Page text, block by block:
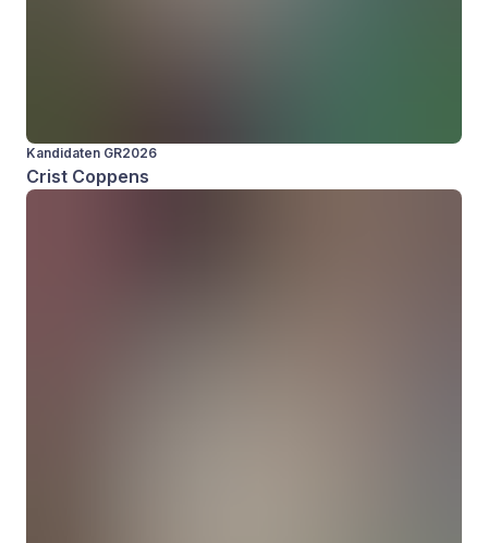
Kandidaten GR2026
Crist Coppens